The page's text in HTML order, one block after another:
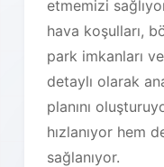
etmemizi
hava koşulları,
park imkanları
detaylı olarak
planını
hızlanıyor hem
sağlanıyor.